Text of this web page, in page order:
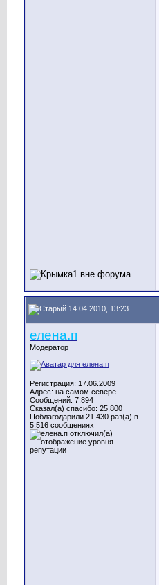
14.04.2010, 13:23
елена.п
Модератор
Регистрация: 17.06.2009
Адрес: на самом севере
Сообщений: 7,894
Сказал(а) спасибо: 25,800
Поблагодарили 21,430 раз(а) в
5,516 сообщениях